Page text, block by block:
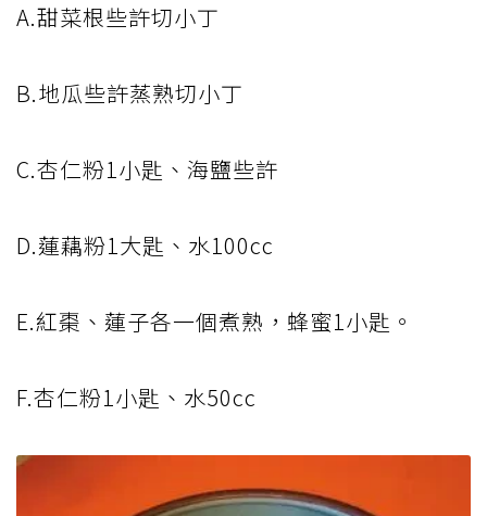
A.甜菜根些許切小丁
B.地瓜些許蒸熟切小丁
C.杏仁粉1小匙、海鹽些許
D.蓮藕粉1大匙、水100cc
E.紅棗、蓮子各一個煮熟，蜂蜜1小匙。
F.杏仁粉1小匙、水50cc